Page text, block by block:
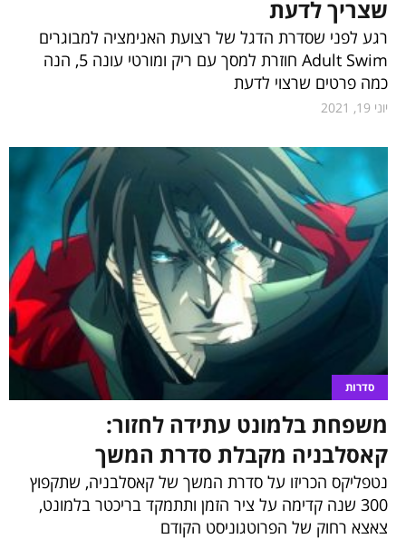
שצריך לדעת
רגע לפני שסדרת הדגל של רצועת האנימציה למבוגרים
Adult Swim חוזרת למסך עם ריק ומורטי עונה 5, הנה
כמה פרטים שרצוי לדעת
יוני 19, 2021
סדרות
משפחת בלמונט עתידה לחזור:
קאסלבניה מקבלת סדרת המשך
נטפליקס הכריזו על סדרת המשך של קאסלבניה, שתקפוץ
300 שנה קדימה על ציר הזמן ותתמקד בריכטר בלמונט,
צאצא רחוק של הפרוטגוניסט הקודם